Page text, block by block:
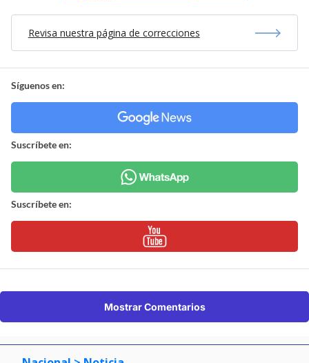
Revisa nuestra página de correcciones
Síguenos en:
Suscríbete en:
Suscríbete en:
Mostrar Comentarios